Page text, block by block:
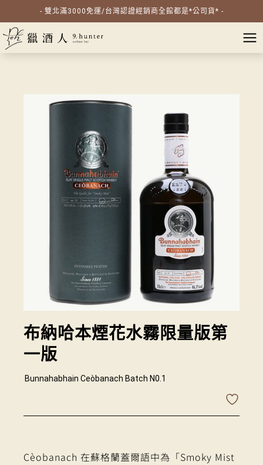
- 雙北滿3000免運/台灣認證經銷商全館都是*公司貨* -
布納哈本煙花水霧限量版第
一版
Bunnahabhain Ceòbanach Batch N0.1
Cèobanach 在蘇格蘭蓋爾語中為「Smoky Mist